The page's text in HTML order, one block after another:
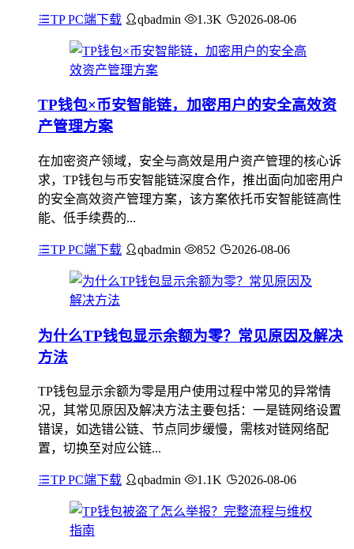
TP PC端下载 qbadmin 1.3K 2026-08-06
TP钱包×币安智能链，加密用户的安全高效资
产管理方案
在加密资产领域，安全与高效是用户资产管理的核心诉
求，TP钱包与币安智能链深度合作，推出面向加密用户
的安全高效资产管理方案，该方案依托币安智能链高性
能、低手续费的...
TP PC端下载 qbadmin 852 2026-08-06
为什么TP钱包显示余额为零？常见原因及解决
方法
TP钱包显示余额为零是用户使用过程中常见的异常情
况，其常见原因及解决方法主要包括：一是链网络设置
错误，如选错公链、节点同步缓慢，需核对链网络配
置，切换至对应公链...
TP PC端下载 qbadmin 1.1K 2026-08-06